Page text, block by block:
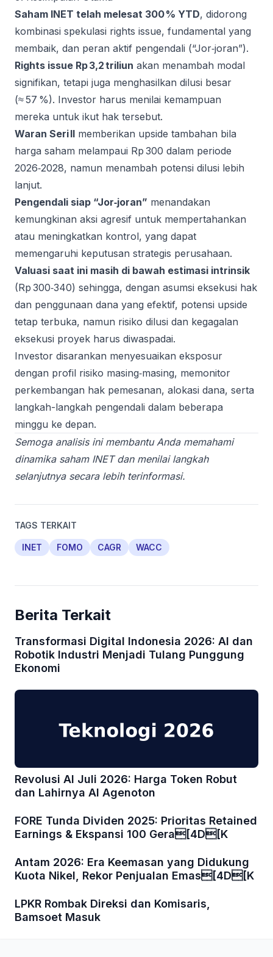
Saham INET telah melesat 300 % YTD, didorong
kombinasi spekulasi rights issue, fundamental yang
membaik, dan peran aktif pengendali (“Jor‑joran”).
Rights issue Rp 3,2 triliun akan menambah modal
signifikan, tetapi juga menghasilkan dilusi besar
(≈ 57 %). Investor harus menilai kemampuan
mereka untuk ikut hak tersebut.
Waran Seri II memberikan upside tambahan bila
harga saham melampaui Rp 300 dalam periode
2026‑2028, namun menambah potensi dilusi lebih
lanjut.
Pengendali siap “Jor‑joran” menandakan
kemungkinan aksi agresif untuk mempertahankan
atau meningkatkan kontrol, yang dapat
memengaruhi keputusan strategis perusahaan.
Valuasi saat ini masih di bawah estimasi intrinsik
(Rp 300‑340) sehingga, dengan asumsi eksekusi hak
dan penggunaan dana yang efektif, potensi upside
tetap terbuka, namun risiko dilusi dan kegagalan
eksekusi proyek harus diwaspadai.
Investor disarankan menyesuaikan eksposur
dengan profil risiko masing‑masing, memonitor
perkembangan hak pemesanan, alokasi dana, serta
langkah-langkah pengendali dalam beberapa
minggu ke depan.
Semoga analisis ini membantu Anda memahami
dinamika saham INET dan menilai langkah
selanjutnya secara lebih terinformasi.
TAGS TERKAIT
INET FOMO CAGR WACC
Berita Terkait
Transformasi Digital Indonesia 2026: AI dan
Robotik Industri Menjadi Tulang Punggung
Ekonomi
Revolusi AI Juli 2026: Harga Token Robut
dan Lahirnya AI Agenoton
FORE Tunda Dividen 2025: Prioritas Retained
Earnings & Ekspansi 100 Gera[4D[K
Antam 2026: Era Keemasan yang Didukung
Kuota Nikel, Rekor Penjualan Emas[4D[K
LPKR Rombak Direksi dan Komisaris,
Bamsoet Masuk